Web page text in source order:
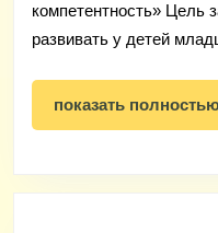
компетентность» Цель
развивать у детей
показать